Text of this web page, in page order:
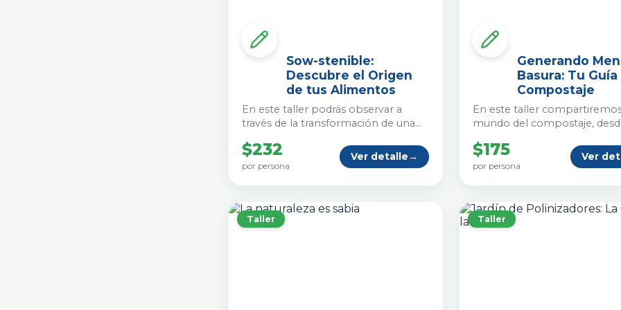
Sow-stenible:
Descubre el Origen
de tus Alimentos
En este taller podrás observar a
través de la transformación de una
complejidad detrás la producción de
alimentos.
$232
por persona
Ver detalle→
Generando
Basura: Tu Guía
Compostaje
En este taller compartiremos
mundo del compostaje,
las que podemos intervenir,
diferentes técnicas y
locales y ritmos de vida.
$175
por persona
Ver
Taller Taller